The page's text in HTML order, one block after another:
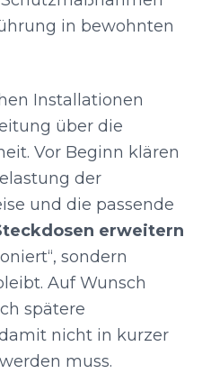
in bewohnten
Installationen
über die
Vor Beginn klären
der
und die passende
erweitern
sondern
Auf Wunsch
spätere
nicht in kurzer
muss.